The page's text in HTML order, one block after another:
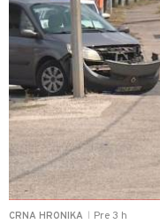
CRNA HRONIKA Pre 3 h